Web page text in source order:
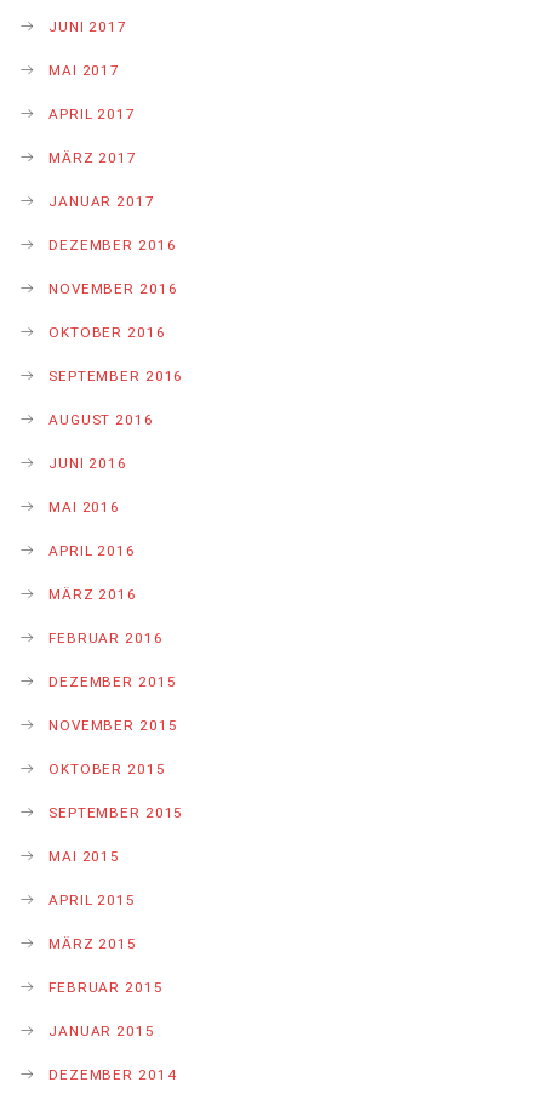
JUNI 2017
MAI 2017
APRIL 2017
MÄRZ 2017
JANUAR 2017
DEZEMBER 2016
NOVEMBER 2016
OKTOBER 2016
SEPTEMBER 2016
AUGUST 2016
JUNI 2016
MAI 2016
APRIL 2016
MÄRZ 2016
FEBRUAR 2016
DEZEMBER 2015
NOVEMBER 2015
OKTOBER 2015
SEPTEMBER 2015
MAI 2015
APRIL 2015
MÄRZ 2015
FEBRUAR 2015
JANUAR 2015
DEZEMBER 2014